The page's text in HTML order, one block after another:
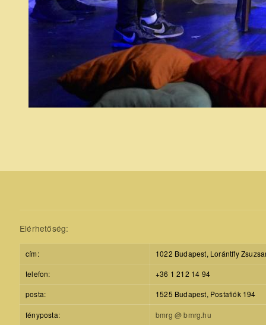
Elérhetőség:
cím:
1022 Budapest, Lorántffy
telefon:
+36 1 212 14 94
posta:
1525 Budapest, Postafiók 194
fényposta: bmrg @ bmrg.hu